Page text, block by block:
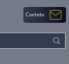
Contato